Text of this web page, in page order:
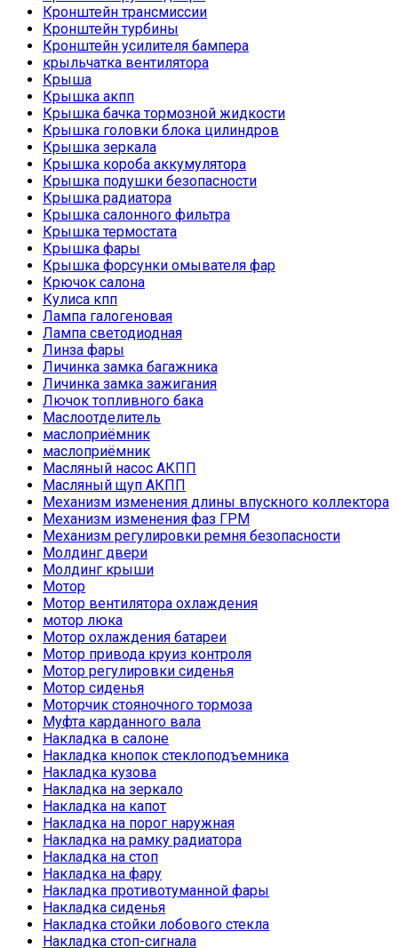
Кронштейн трансмиссии
Кронштейн турбины
Кронштейн усилителя бампера
крыльчатка вентилятора
Крыша
Крышка акпп
Крышка бачка тормозной жидкости
Крышка головки блока цилиндров
Крышка зеркала
Крышка короба аккумулятора
Крышка подушки безопасности
Крышка радиатора
Крышка салонного фильтра
Крышка термостата
Крышка фары
Крышка форсунки омывателя фар
Крючок салона
Кулиса кпп
Лампа галогеновая
Лампа светодиодная
Линза фары
Личинка замка багажника
Личинка замка зажигания
Лючок топливного бака
Маслоотделитель
маслоприёмник
маслоприёмник
Масляный насос АКПП
Масляный щуп АКПП
Механизм изменения длины впускного коллектора
Механизм изменения фаз ГРМ
Механизм регулировки ремня безопасности
Молдинг двери
Молдинг крыши
Мотор
Мотор вентилятора охлаждения
мотор люка
Мотор охлаждения батареи
Мотор привода круиз контроля
Мотор регулировки сиденья
Мотор сиденья
Моторчик стояночного тормоза
Муфта карданного вала
Накладка в салоне
Накладка кнопок стеклоподъемника
Накладка кузова
Накладка на зеркало
Накладка на капот
Накладка на порог наружная
Накладка на рамку радиатора
Накладка на стоп
Накладка на фару
Накладка противотуманной фары
Накладка сиденья
Накладка стойки лобового стекла
Накладка стоп-сигнала